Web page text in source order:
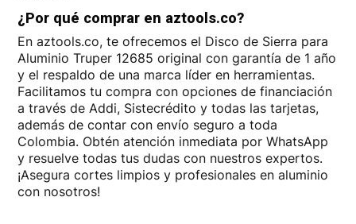
¿Por qué comprar en aztools.co?
En aztools.co, te ofrecemos el Disco de Sierra para
Aluminio Truper 12685 original con garantía de 1 año
y el respaldo de una marca líder en herramientas.
Facilitamos tu compra con opciones de financiación
a través de Addi, Sistecrédito y todas las tarjetas,
además de contar con envío seguro a toda
Colombia. Obtén atención inmediata por WhatsApp
y resuelve todas tus dudas con nuestros expertos.
¡Asegura cortes limpios y profesionales en aluminio
con nosotros!